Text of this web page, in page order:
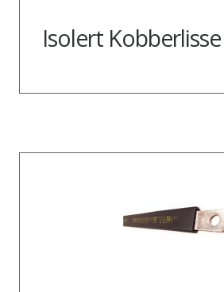
Isolert